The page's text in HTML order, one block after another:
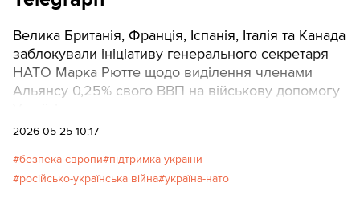
Велика Британія, Франція, Іспанія, Італія та Канада
заблокували ініціативу генерального секретаря
НАТО Марка Рютте щодо виділення членами
Альянсу 0,25% свого ВВП на військову допомогу
2026-05-25 10:17
безпека європи підтримка україни
російсько-українська війна україна-нато